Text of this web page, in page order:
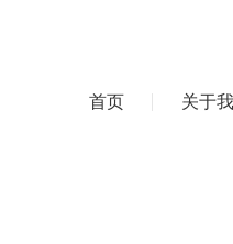
首页 关于